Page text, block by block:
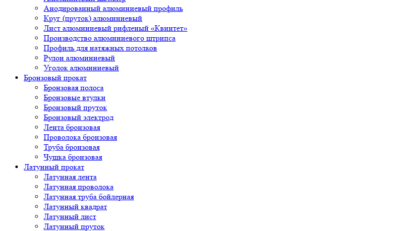
Анодированный алюминиевый профиль
Круг (пруток) алюминиевый
Лист алюминиевый рифленый «Квинтет»
Производство алюминиевого штрипса
Профиль для натяжных потолков
Рулон алюминиевый
Уголок алюминиевый
Бронзовый прокат
Бронзовая полоса
Бронзовые втулки
Бронзовый пруток
Бронзовый электрод
Лента бронзовая
Проволока бронзовая
Труба бронзовая
Чушка бронзовая
Латунный прокат
Латунная лента
Латунная проволока
Латунная труба бойлерная
Латунный квадрат
Латунный лист
Латунный пруток